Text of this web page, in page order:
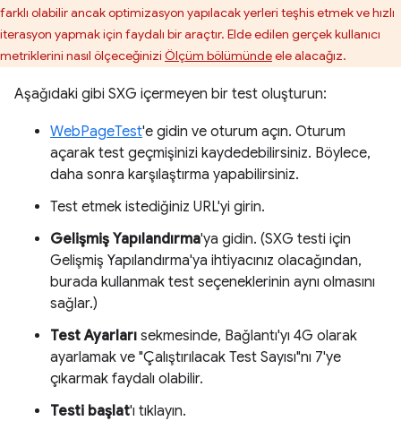
farklı olabilir ancak optimizasyon yapılacak yerleri teşhis etmek ve hızlı
iterasyon yapmak için faydalı bir araçtır. Elde edilen gerçek kullanıcı
metriklerini nasıl ölçeceğinizi Ölçüm bölümündeele alacağız.
Aşağıdaki gibi SXG içermeyen bir test oluşturun:
WebPageTest'e gidin ve oturum açın. Oturum
açarak test geçmişinizi kaydedebilirsiniz. Böylece,
daha sonra karşılaştırma yapabilirsiniz.
Test etmek istediğiniz URL'yi girin.
Gelişmiş Yapılandırma'ya gidin. (SXG testi için
Gelişmiş Yapılandırma'ya ihtiyacınız olacağından,
burada kullanmak test seçeneklerinin aynı olmasını
sağlar.)
Test Ayarları sekmesinde, Bağlantı'yı 4G olarak
ayarlamak ve "Çalıştırılacak Test Sayısı"nı 7'ye
çıkarmak faydalı olabilir.
Testi başlat'ı tıklayın.